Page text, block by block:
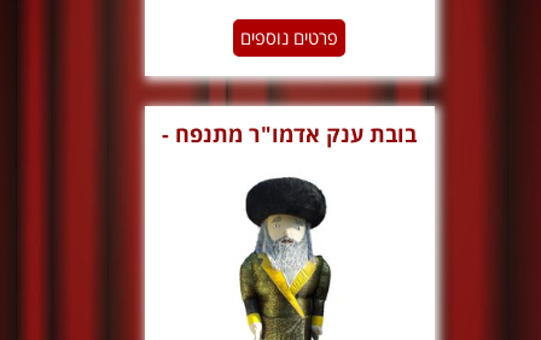
פרטים נוספים
‏‏בובת ענק אדמו"ר מתנפח -
זהב